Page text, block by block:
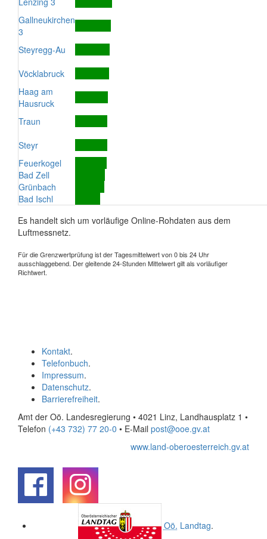
Gallneukirchen
3
Steyregg-Au
Vöcklabruck
Haag am
Hausruck
Traun
Steyr
Feuerkogel
Bad Zell
Grünbach
Bad Ischl
Es handelt sich um vorläufige Online-Rohdaten aus dem
Luftmessnetz.
Für die Grenzwertprüfung ist der Tagesmittelwert von 0 bis 24 Uhr
ausschlaggebend. Der gleitende 24-Stunden Mittelwert gilt als vorläufiger
Richtwert.
Kontakt.
Telefonbuch.
Impressum.
Datenschutz.
Barrierefreiheit.
Amt der Oö. Landesregierung • 4021 Linz, Landhausplatz 1 •
Telefon (+43 732) 77 20-0 • E-Mail post@ooe.gv.at
www.land-oberoesterreich.gv.at
Oö. Landtag.